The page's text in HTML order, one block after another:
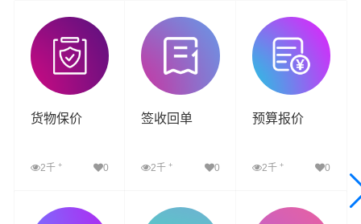
货物保价
2千 + 0
查看详细
签收回单
2千+ 0
查看详细
预算报价
2千 + 0
查看详细